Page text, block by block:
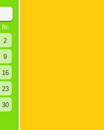
Вс
2
9
16
23
30